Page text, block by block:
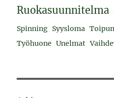
Ruokasuunnitelma
Spinning Syysloma
Työhuone Unelmat